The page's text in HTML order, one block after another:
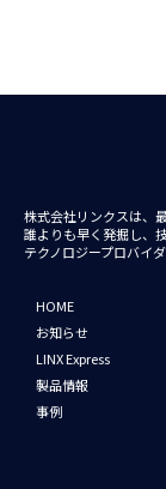
株式会社リンクスは、
誰よりも早く発掘し、
テクノロジープロバイ
HOME
お知らせ
LINX Express
製品情報
事例